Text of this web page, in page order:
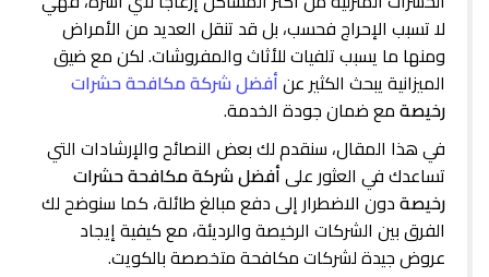
لا تسبب الإحراج فحسب، بل قد تنقل العديد من الأمراض
ومنها ما يسبب تلفيات للأثاث والمفروشات. لكن مع ضيق
الميزانية يبحث الكثير عنأفضلشركة مكافحة حشرات
رخيصةمع ضمان جودة الخدمة.
في هذا المقال، سنقدم لك بعض النصائح والإرشادات التي
تساعدك في العثور علىأفضل شركة مكافحة حشرات
رخيصةدون الاضطرار إلى دفع مبالغ طائلة، كما سنوضح لك
الفرق بين الشركات الرخيصة والرديئة، مع كيفية إيجاد
عروض جيدة لشركات مكافحة متخصصة بالكويت.